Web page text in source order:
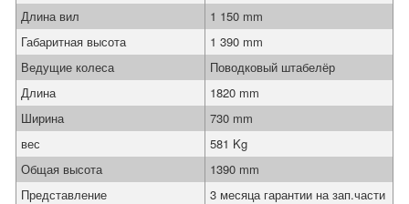
Длина вил
1 150 mm
Габаритная высота
1 390 mm
Ведущие колеса
Поводковый штабелёр
Длина
1820 mm
Ширина
730 mm
вес
581 Kg
Общая высота
1390 mm
Представление
3 месяца гарантии на зап.части